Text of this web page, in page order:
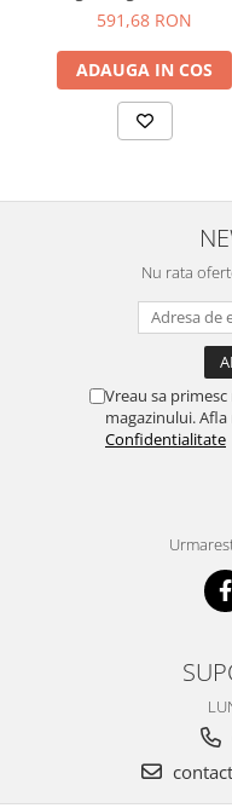
Intunecat
591,68 RON
ADAUGA IN COS
Nu rata
Vreau sa
magazinului.
Confidentialitate